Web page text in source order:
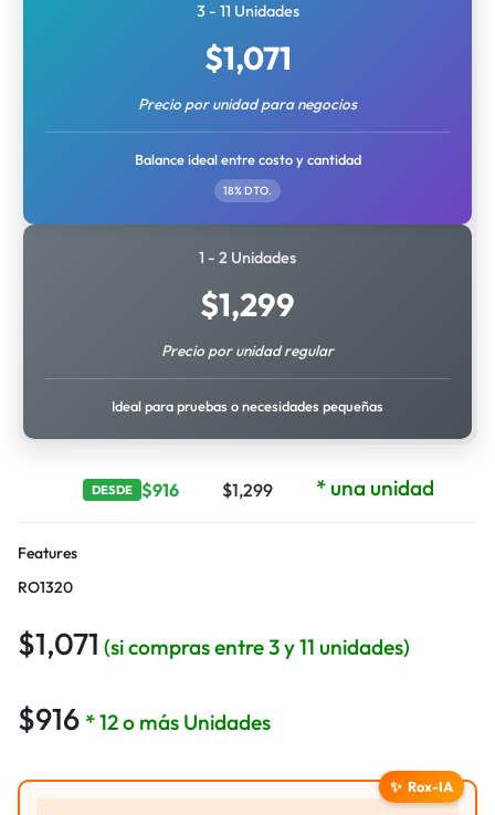
3 - 11 Unidades
$1,071
Precio por unidad para negocios
Balance ideal entre costo y cantidad
18% DTO.
1 - 2 Unidades
$1,299
Precio por unidad regular
Ideal para pruebas o necesidades pequeñas
DESDE $916 $1,299 * una unidad
Features
RO1320
$1,071 (si compras entre 3 y 11 unidades)
$916 * 12 o más Unidades
✨ Rox-IA